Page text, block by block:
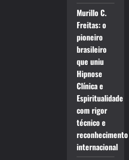
Murillo C.
Freitas: o
pioneiro
brasileiro
que uniu
Hipnose
Clínica e
Espiritualidade
com rigor
técnico e
reconhecimento
internacional